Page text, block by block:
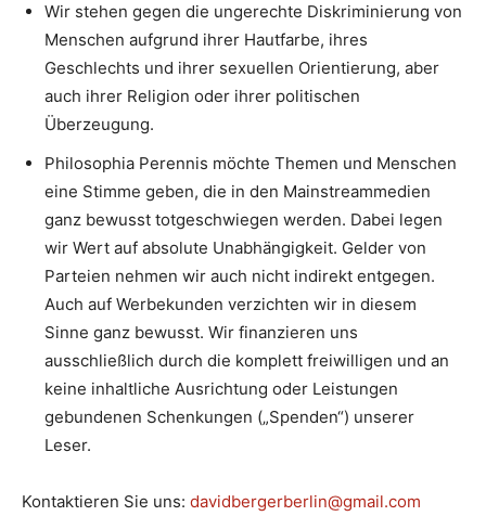
Wir stehen gegen die ungerechte Diskriminierung von
Menschen aufgrund ihrer Hautfarbe, ihres
Geschlechts und ihrer sexuellen Orientierung, aber
auch ihrer Religion oder ihrer politischen
Überzeugung.
Philosophia Perennis möchte Themen und Menschen
eine Stimme geben, die in den Mainstreammedien
ganz bewusst totgeschwiegen werden. Dabei legen
wir Wert auf absolute Unabhängigkeit. Gelder von
Parteien nehmen wir auch nicht indirekt entgegen.
Auch auf Werbekunden verzichten wir in diesem
Sinne ganz bewusst. Wir finanzieren uns
ausschließlich durch die komplett freiwilligen und an
keine inhaltliche Ausrichtung oder Leistungen
gebundenen Schenkungen („Spenden“) unserer
Leser.
Kontaktieren Sie uns: davidbergerberlin@gmail.com